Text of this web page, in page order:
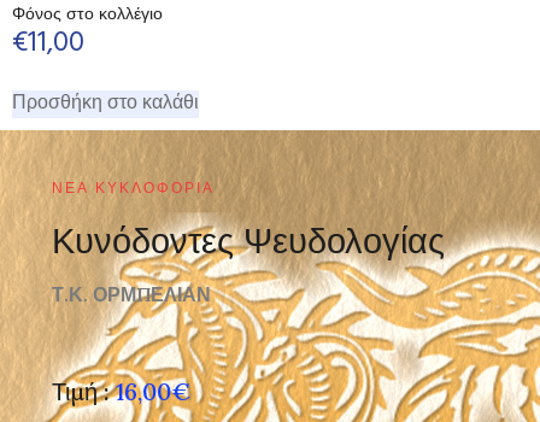
Φόνος στο κολλέγιο
€11,00
Προσθήκη στο καλάθι
ΝΈΑ ΚΥΚΛΟΦΟΡΊΑ
Κυνόδοντες Ψευδολογίας
Τ.Κ. ΟΡΜΠΕΛΙΑΝ
Τιμή : 16,00€